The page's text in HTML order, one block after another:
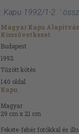
Kapu 1992/1-2. '
Magyar Kapu
Kisszövetkezet
Budapest
1992
Tűzött kötés
140 oldal
Kapu
Magyar
29 cm x 21 cm
Fekete-fehér fotókkal és